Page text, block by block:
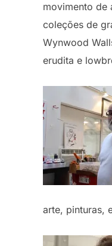
movimento de
coleções de
Wynwood
erudita e
arte, pinturas,